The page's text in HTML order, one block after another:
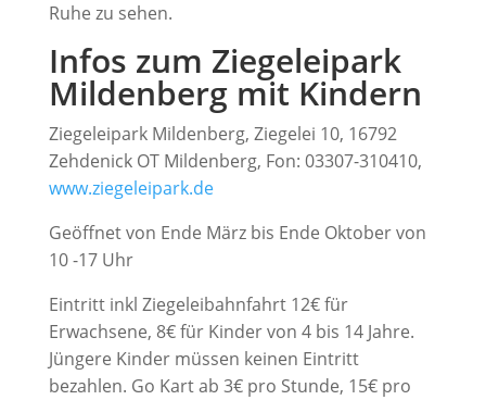
Ruhe zu sehen.
Infos zum Ziegeleipark
Mildenberg mit Kindern
Ziegeleipark Mildenberg, Ziegelei 10, 16792
Zehdenick OT Mildenberg, Fon: 03307-310410,
www.ziegeleipark.de
Geöffnet von Ende März bis Ende Oktober von
10 -17 Uhr
Eintritt inkl Ziegeleibahnfahrt 12€ für
Erwachsene, 8€ für Kinder von 4 bis 14 Jahre.
Jüngere Kinder müssen keinen Eintritt
bezahlen. Go Kart ab 3€ pro Stunde, 15€ pro